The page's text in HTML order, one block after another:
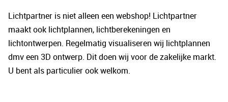
kan
gekozen
worden
op
de
Lichtpartner is niet alleen een webshop! Lichtpartner
maakt ook lichtplannen, lichtberekeningen en
lichtontwerpen. Regelmatig visualiseren wij lichtplannen
dmv een 3D ontwerp. Dit doen wij voor de zakelijke markt.
U bent als particulier ook welkom.